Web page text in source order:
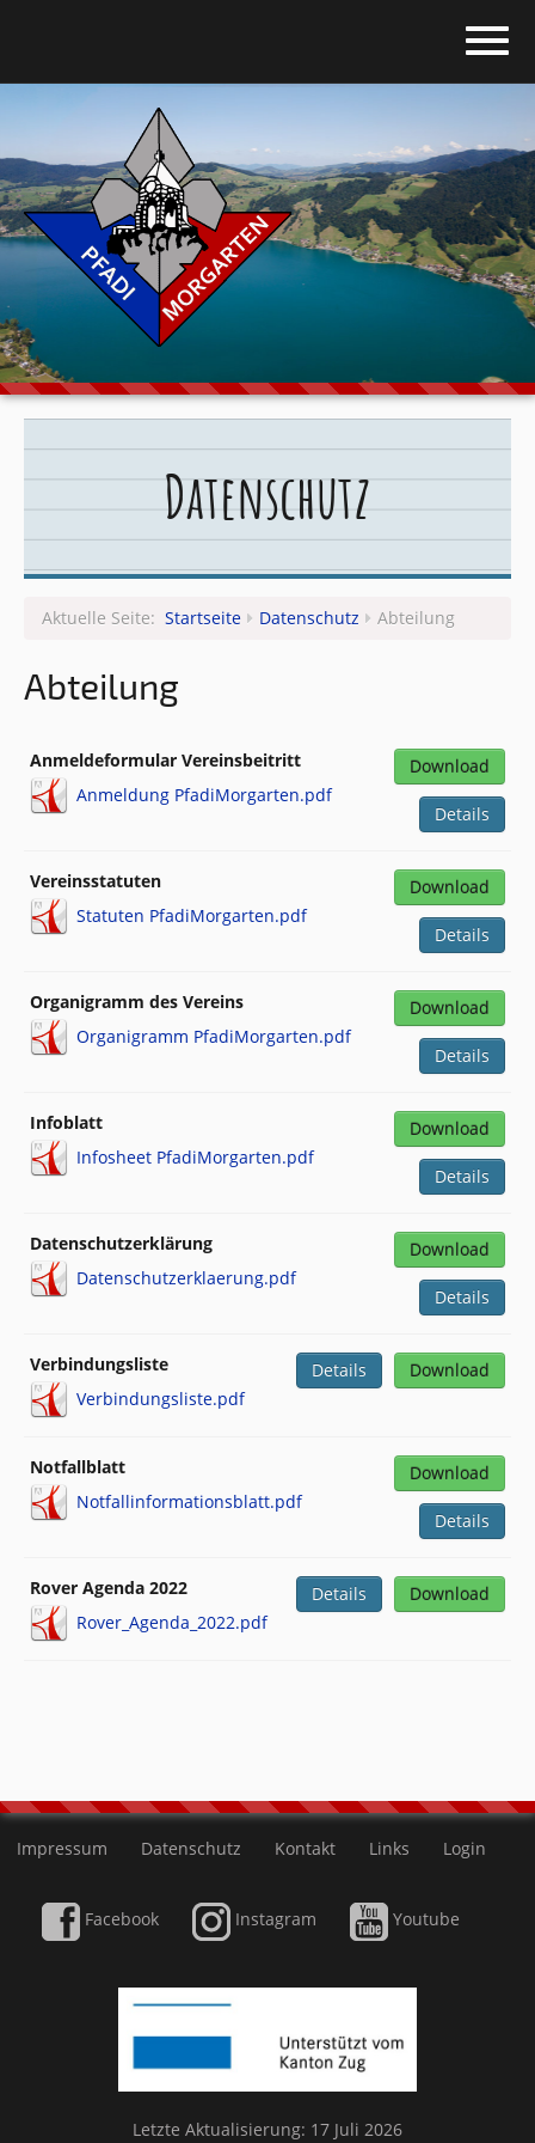
Blog
Über uns
Stufen
Datenschutz
Aktuelle Seite: Startseite Datenschutz Abteilung
Abteilung
Anmeldeformular Vereinsbeitritt
Anmeldung PfadiMorgarten.pdf
Download
Details
Vereinsstatuten
Statuten PfadiMorgarten.pdf
Download
Details
Organigramm des Vereins
Organigramm PfadiMorgarten.pdf
Download
Details
Infoblatt
Infosheet PfadiMorgarten.pdf
Download
Details
Datenschutzerklärung
Datenschutzerklaerung.pdf
Download
Details
Verbindungsliste
Verbindungsliste.pdf
Download
Details
Notfallblatt
Notfallinformationsblatt.pdf
Download
Details
Rover Agenda 2022
Rover_Agenda_2022.pdf
Download
Details
Impressum Datenschutz Kontakt Links Login
Facebook Instagram Youtube
Letzte Aktualisierung: 17 Juli 2026